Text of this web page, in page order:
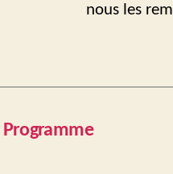
nous les
Programme